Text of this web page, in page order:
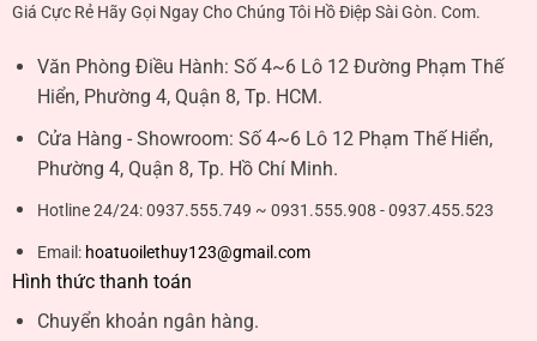
Giá Cực Rẻ Hãy Gọi Ngay Cho Chúng Tôi Hồ Điệp Sài Gòn. Com.
Văn Phòng Điều Hành: Số 4~6 Lô 12 Đường Phạm Thế
Hiển, Phường 4, Quận 8, Tp. HCM.
Cửa Hàng - Showroom: Số 4~6 Lô 12 Phạm Thế Hiển,
Phường 4, Quận 8, Tp. Hồ Chí Minh.
Hotline 24/24:0937.555.749 ~ 0931.555.908 - 0937.455.523
Email: hoatuoilethuy123@gmail.com
Hình thức thanh toán
Chuyển khoản ngân hàng.